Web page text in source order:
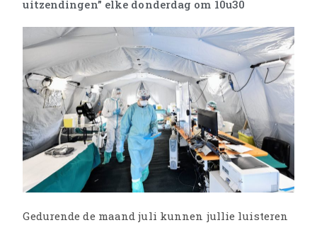
uitzendingen” elke donderdag om 10u30
Gedurende de maand juli kunnen jullie luisteren